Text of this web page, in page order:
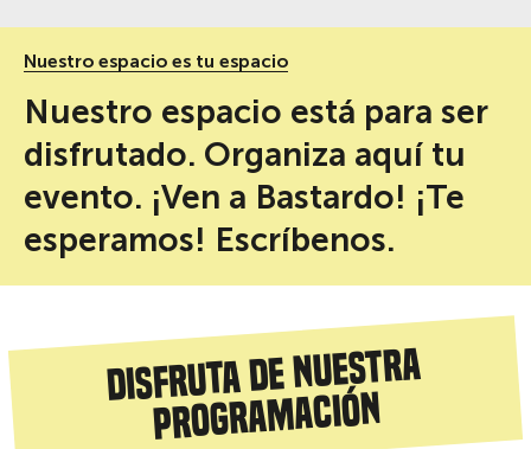
Nuestro espacio es tu espacio
Nuestro espacio está para ser
disfrutado. Organiza aquí tu
evento. ¡Ven a Bastardo! ¡Te
esperamos! Escríbenos.
Disfruta de nuestra
programación